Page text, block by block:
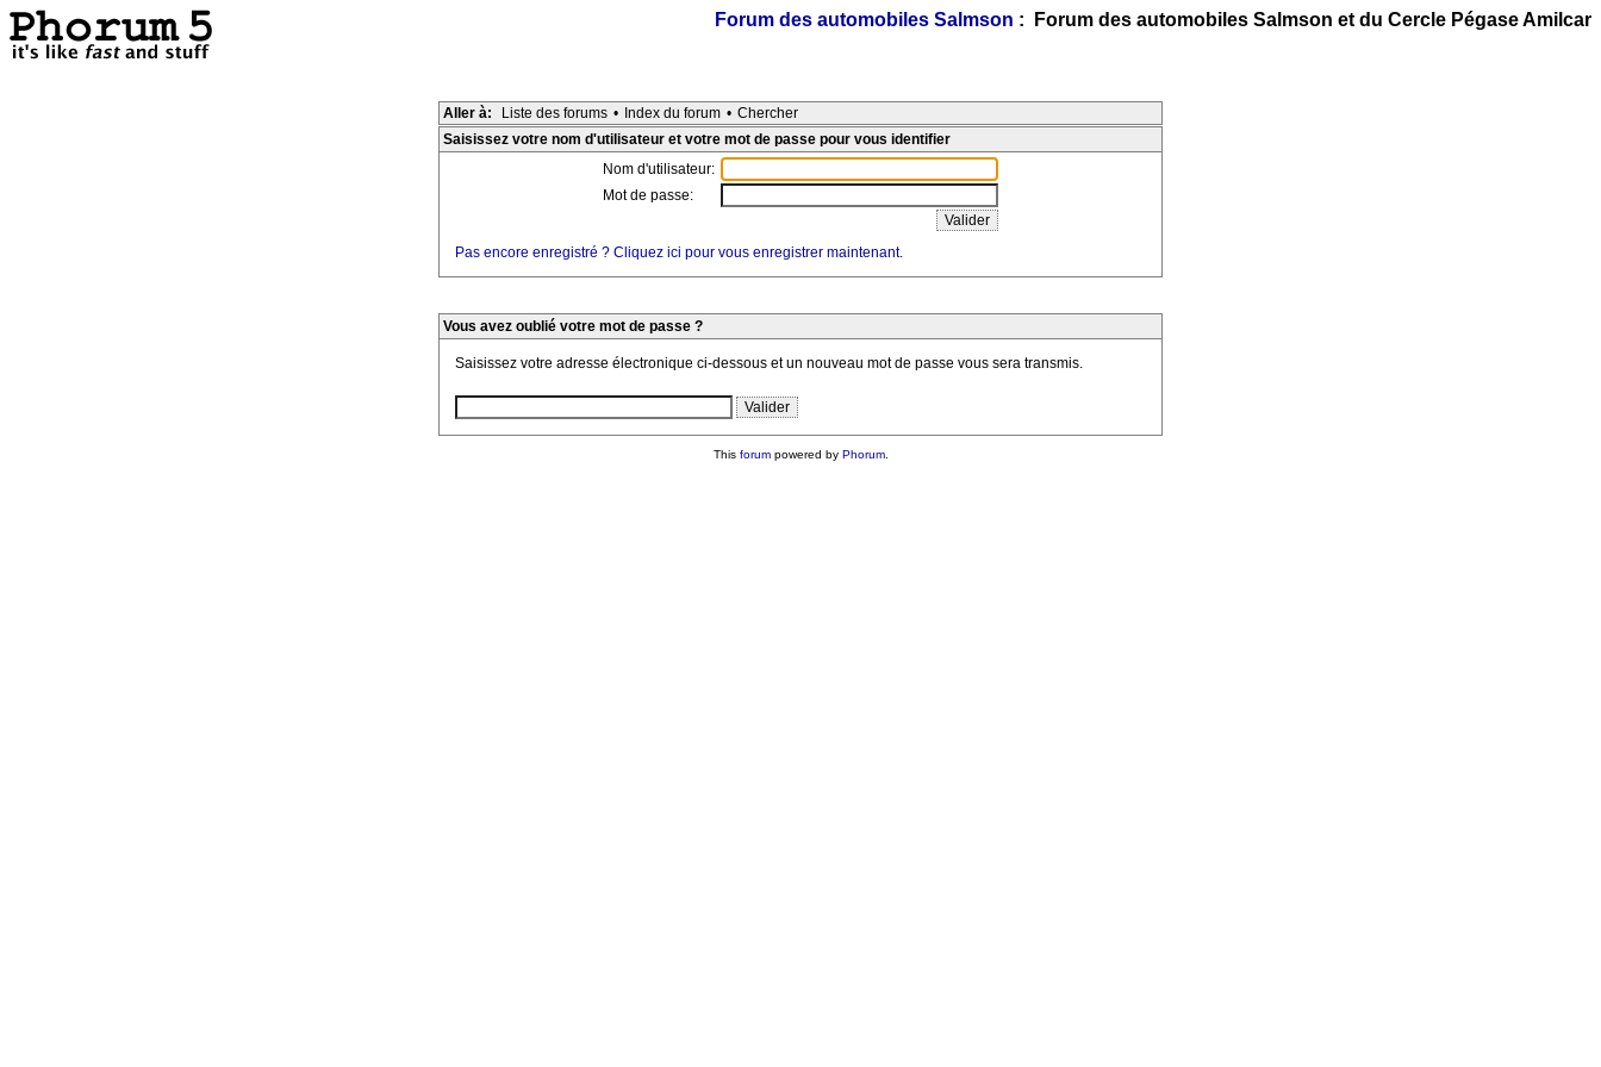
Forum des automobiles Salmson : Forum des automobiles Salmson et du Cercle Pégase Amilcar
Aller à: Liste des forums • Index du forum • Chercher
Saisissez votre nom d'utilisateur et votre mot de passe pour vous identifier
Nom d'utilisateur:
Mot de passe:
Pas encore enregistré ? Cliquez ici pour vous enregistrer maintenant.
Vous avez oublié votre mot de passe ?
Saisissez votre adresse électronique ci-dessous et un nouveau mot de passe vous sera transmis.
This forumpowered by Phorum.